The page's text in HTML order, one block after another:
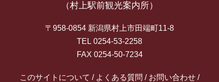
（村上駅前観光案内所）
〒958-0854 新潟県村上市田端町11-8
TEL 0254-53-2258
FAX 0254-50-7234
このサイトについて よくある質問 お問い合わせ